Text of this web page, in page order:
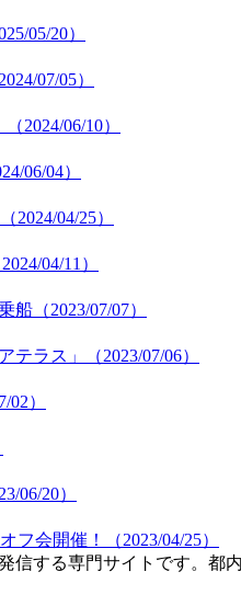
05/20）
07/05）
2024/06/10）
06/04）
04/25）
04/11）
（2023/07/07）
ラス」（2023/07/06）
）
06/20）
会開催！（2023/04/25）
する専門サイトです。都